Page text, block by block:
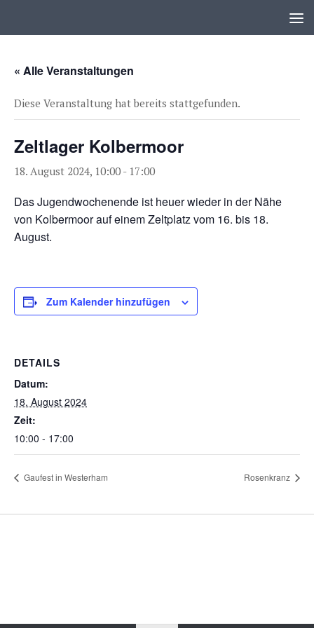
« Alle Veranstaltungen
Diese Veranstaltung hat bereits stattgefunden.
Zeltlager Kolbermoor
18. August 2024, 10:00 - 17:00
Das Jugendwochenende ist heuer wieder in der Nähe
von Kolbermoor auf einem Zeltplatz vom 16. bis 18.
August.
Zum Kalender hinzufügen
DETAILS
Datum:
18. August 2024
Zeit:
10:00 - 17:00
Gaufest in Westerham Rosenkranz